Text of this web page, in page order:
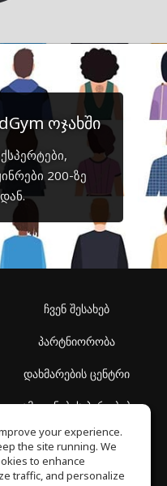
ოჯახში
200-ზე
ჩვენ შესახებ
პარტნიორობა
დახმარების ცენტრი
გამოყენების პირობები
კონფიდენციალურობის
პოლიტიკა
your experience.
the site running. We
to enhance
traffic, and personalize